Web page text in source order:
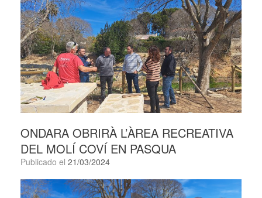
ONDARA OBRIRÀ L’ÀREA RECREATIVA
DEL MOLÍ COVÍ EN PASQUA
Publicado el 21/03/2024